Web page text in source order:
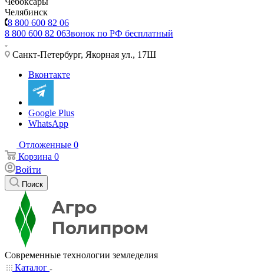
Челябинск
8 800 600 82 06
8 800 600 82 06Звонок по РФ бесплатный
Санкт-Петербург, Якорная ул., 17Ш
Вконтакте
Google Plus
WhatsApp
Отложенные 0
Корзина 0
Войти
Поиск
Современные технологии земледелия
Каталог